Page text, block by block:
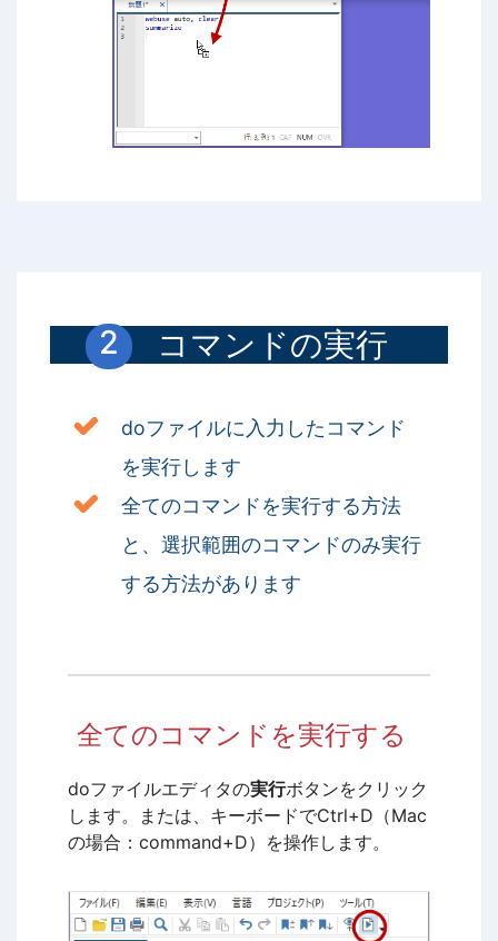
コマンドの実行
doファイルに入力したコマンド
を実行します
全てのコマンドを実行する方法
と、選択範囲のコマンドのみ実行
する方法があります
全てのコマンドを実行する
doファイルエディタの実行ボタンをクリック
します。または、キーボードでCtrl+D（Mac
の場合：command+D）を操作します。